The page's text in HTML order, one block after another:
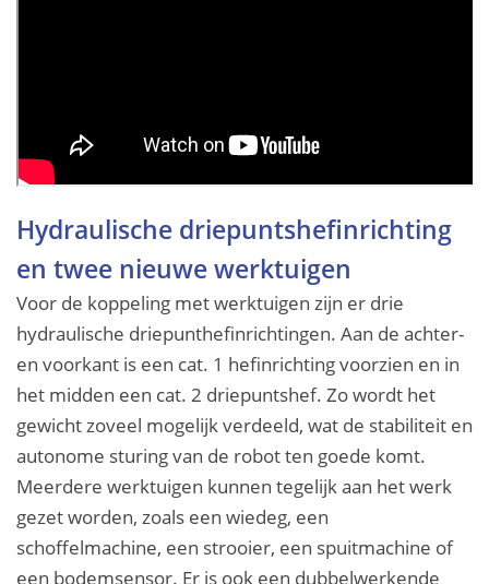
Hydraulische driepuntshefinrichting
en twee nieuwe werktuigen
Voor de koppeling met werktuigen zijn er drie
hydraulische driepunthefinrichtingen. Aan de achter-
en voorkant is een cat. 1 hefinrichting voorzien en in
het midden een cat. 2 driepuntshef. Zo wordt het
gewicht zoveel mogelijk verdeeld, wat de stabiliteit en
autonome sturing van de robot ten goede komt.
Meerdere werktuigen kunnen tegelijk aan het werk
gezet worden, zoals een wiedeg, een
schoffelmachine, een strooier, een spuitmachine of
een bodemsensor. Er is ook een dubbelwerkende